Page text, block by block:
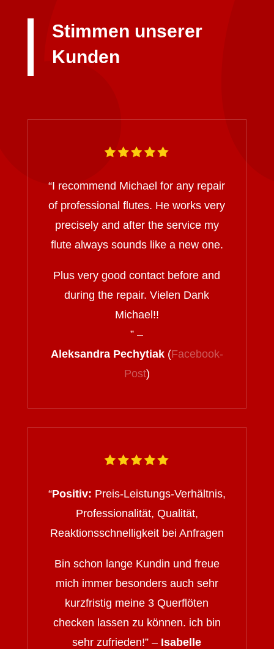
Stimmen unserer
Kunden
“I recommend Michael for any repair
of professional flutes. He works very
precisely and after the service my
flute always sounds like a new one.
Plus very good contact before and
during the repair. Vielen Dank
Michael!!
” –
Aleksandra Pechytiak(Facebook-
Post)
“Positiv: Preis-Leistungs-Verhältnis,
Professionalität, Qualität,
Reaktionsschnelligkeit bei Anfragen
Bin schon lange Kundin und freue
mich immer besonders auch sehr
kurzfristig meine 3 Querflöten
checken lassen zu können. ich bin
sehr zufrieden!” – Isabelle